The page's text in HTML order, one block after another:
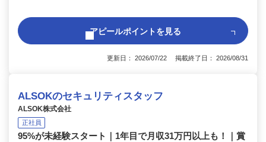
アピールポイントを見る
更新日： 2026/07/22 掲載終了日： 2026/08/31
ALSOKのセキュリティスタッフ
ALSOK株式会社
正社員
95%が未経験スタート｜1年目で月収31万円以上も！｜賞